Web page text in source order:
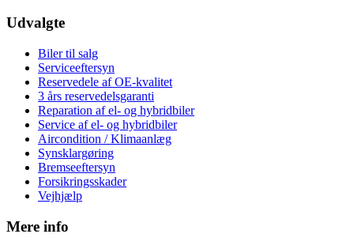
Udvalgte
Biler til salg
Serviceeftersyn
Reservedele af OE-kvalitet
3 års reservedelsgaranti
Reparation af el- og hybridbiler
Service af el- og hybridbiler
Aircondition / Klimaanlæg
Synsklargøring
Bremseeftersyn
Forsikringsskader
Vejhjælp
Mere info